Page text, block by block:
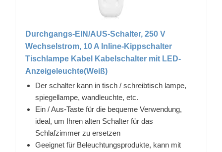
Durchgangs-EIN/AUS-Schalter, 250 V
Wechselstrom, 10 A Inline-Kippschalter
Tischlampe Kabel Kabelschalter mit LED-
Anzeigeleuchte(Weiß)
Der schalter kann in tisch / schreibtisch lampe,
spiegellampe, wandleuchte, etc.
Ein / Aus-Taste für die bequeme Verwendung,
ideal, um Ihren alten Schalter für das
Schlafzimmer zu ersetzen
Geeignet für Beleuchtungsprodukte, kann mit